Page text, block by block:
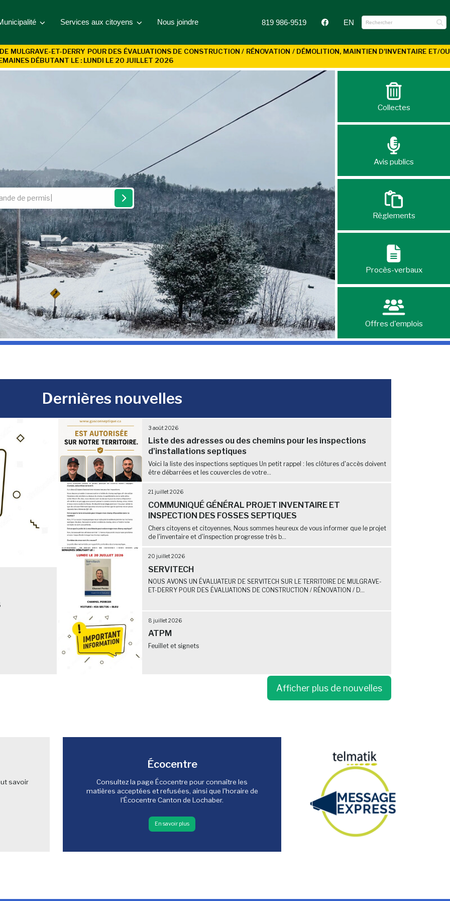
Services aux citoyens Nous joindre 819 986-9519 EN
MULGRAVE-ET-DERRY POUR DES ÉVALUATIONS DE CONSTRUCTION / RÉNOVATION / DÉMOLITION, MAINTIEN D'INVENTAIRE ET/OU
DÉBUTANT LE : LUNDI LE 20 JUILLET 2026
Collectes
Avis publics
Règlements
Procès-verbaux
Offres d'emplois
Dernières nouvelles
3 août 2026
Liste des adresses ou des chemins pour les inspections
d'installations septiques
Voici la liste des inspections septiques Un petit rappel : les clôtures d'accès doivent
être débarrées et les couvercles de votre...
21 juillet 2026
COMMUNIQUÉ GÉNÉRAL PROJET INVENTAIRE ET
INSPECTION DES FOSSES SEPTIQUES
Chers citoyens et citoyennes, Nous sommes heureux de vous informer que le projet
de l'inventaire et d'inspection progresse très b...
20 juillet 2026
SERVITECH
NOUS AVONS UN ÉVALUATEUR DE SERVITECH SUR LE TERRITOIRE DE MULGRAVE-
ET-DERRY POUR DES ÉVALUATIONS DE CONSTRUCTION / RÉNOVATION / D...
8 juillet 2026
ATPM
Feuillet et signets
Afficher plus de nouvelles
savoir
Écocentre
Consultez la page Écocentre pour connaître les
matières acceptées et refusées, ainsi que l'horaire de
l'Écocentre Canton de Lochaber.
En savoir plus